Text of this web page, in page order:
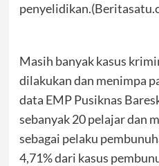
Masih banyak kasus
dilakukan dan menimpa
data EMP Pusiknas
sebanyak 20 pelajar dan
sebagai pelaku
4,71% dari kasus